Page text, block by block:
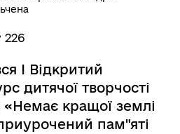
226
І Відкритий
дитячої творчості
кращої землі
пам"яті